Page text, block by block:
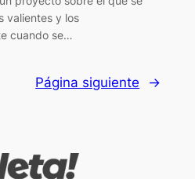
valientes y los
cuando se…
Página siguiente →